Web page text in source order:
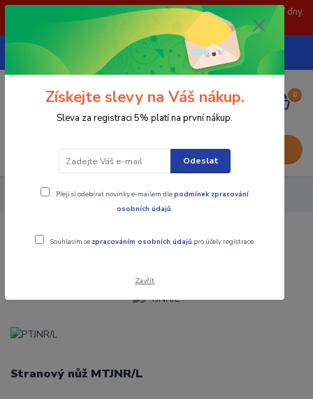
POZOR: 31.7 , 3.8 a 5.8- zavřeno. objednávky odešleme následující dny.
Děkujeme za pochopení.
CZK
739252246
(Po-Pá, 8-15 hod.)
0
0,00 Kč
Nástroje - Kovoobrábění PTJNR/L
PTJNR/L
Stranový nůž MTJNR/L
Získejte slevy na Váš nákup.
Sleva za registraci 5% platí na první nákup.
Odeslat
Přeji si odebírat novinky e-mailem dlepodmínek zpracování
osobních údajů.
Souhlasím se zpracováním osobních údajů pro účely registrace.
Zavřít